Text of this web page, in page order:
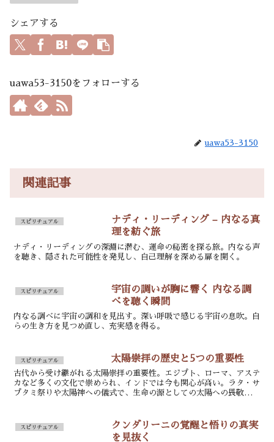
シェアする
uawa53-3150をフォローする
uawa53-3150
関連記事
スピリチュアル
ナディ・リーディング – 内なる真
理を紡ぐ旅
ナディ・リーディングの深淵に潜む、運命の秘密を探る旅。内なる声
を聴き、隠された可能性を発見し、自己理解を深める扉を開く。
スピリチュアル
宇宙の調いが胸に響く 内なる調
べを聴く瞬間
内なる調べに宇宙の調和を見出す。深い呼吸で感じる宇宙の息吹。自
らの生き方を見つめ直し、充実感を得る。
スピリチュアル 太陽崇拝の歴史と5つの重要性
古代から受け継がれる太陽崇拝の重要性。エジプト、ローマ、アステ
カなど多くの文化で崇められ、インドでは今も関心が高い。ラタ・サ
プタミ祭りや太陽神への儀式で、生命の源としての太陽への畏敬の念
スピリチュアル
クンダリーニの覚醒と悟りの真実
を見抜く